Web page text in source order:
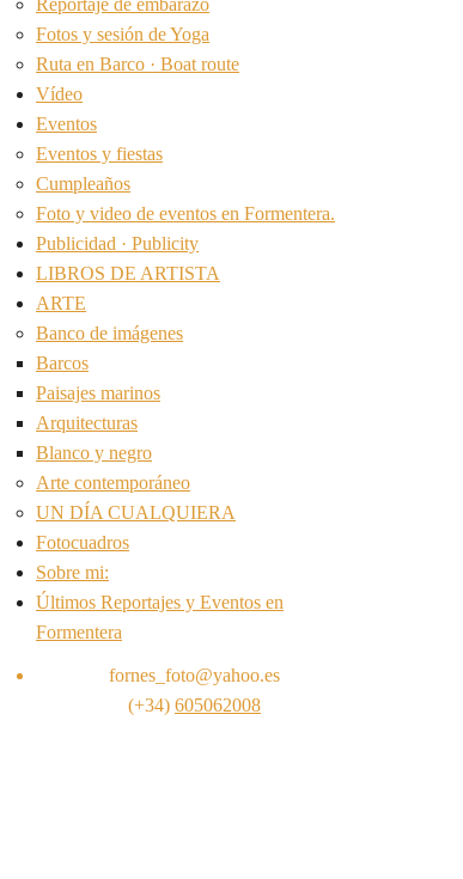
Reportaje de embarazo
Fotos y sesión de Yoga
Ruta en Barco · Boat route
Vídeo
Eventos
Eventos y fiestas
Cumpleaños
Foto y video de eventos en Formentera.
Publicidad · Publicity
LIBROS DE ARTISTA
ARTE
Banco de imágenes
Barcos
Paisajes marinos
Arquitecturas
Blanco y negro
Arte contemporáneo
UN DÍA CUALQUIERA
Fotocuadros
Sobre mi:
Últimos Reportajes y Eventos en
Formentera
fornes_foto@yahoo.es
(+34) 605062008